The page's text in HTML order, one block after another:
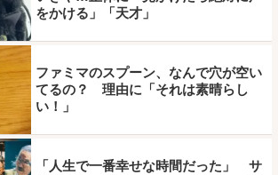
をかける」「天才」
ファミマのスプーン、なんで穴が空い
てるの？ 理由に「それは素晴らし
い！」
「人生で一番幸せな時間だった」 サ